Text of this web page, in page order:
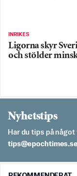
INRIKES
Ligorna skyr
och stölder
Nyhetstips
Har du tips på något
es.semithcope@spit